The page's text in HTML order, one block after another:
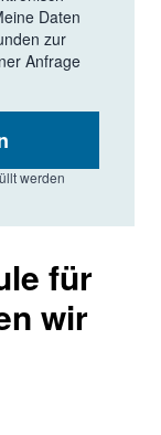
0.010-0.188
Farben
Daten
zur
Anfrage
werden
für
wir